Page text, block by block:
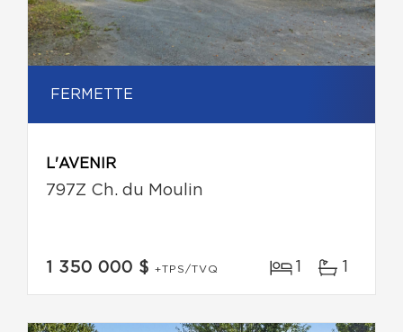
FERMETTE
L'AVENIR
797Z Ch. du Moulin
1 350 000 $ +TPS/TVQ 1 1